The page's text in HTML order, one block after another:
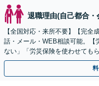
退職理由(自己都合・
【全国対応・来所不要】【完全
話・メール・WEB相談可能。【
ない」「労災保険を使わせても
い。損害賠償請求したい」など